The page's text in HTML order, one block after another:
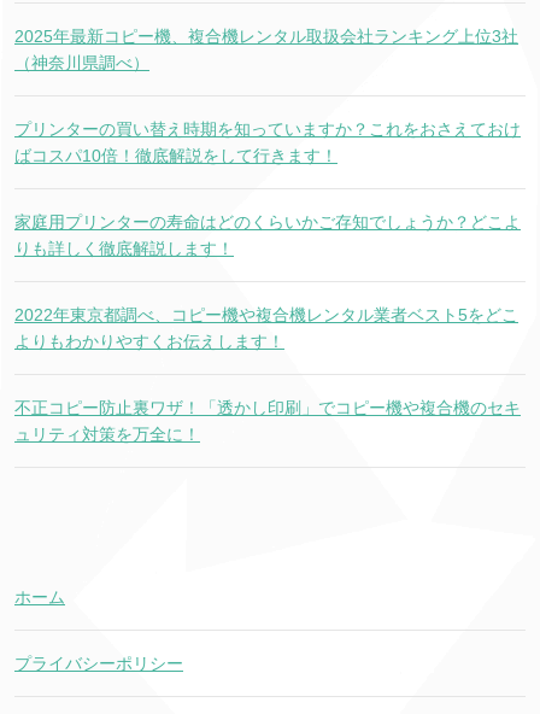
2025年最新コピー機、複合機レンタル取扱会社ランキング上位3社
（神奈川県調べ）
プリンターの買い替え時期を知っていますか？これをおさえておけ
ばコスパ10倍！徹底解説をして行きます！
家庭用プリンターの寿命はどのくらいかご存知でしょうか？どこよ
りも詳しく徹底解説します！
2022年東京都調べ、コピー機や複合機レンタル業者ベスト5をどこ
よりもわかりやすくお伝えします！
不正コピー防止裏ワザ！「透かし印刷」でコピー機や複合機のセキ
ュリティ対策を万全に！
ホーム
プライバシーポリシー